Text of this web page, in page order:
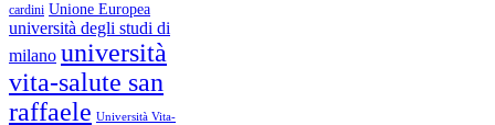
cardini Unione Europea
università degli studi di
milano università
vita-salute san
raffaele Università Vita-